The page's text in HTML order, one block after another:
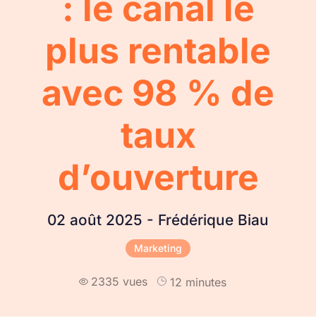
: le canal le
plus rentable
avec 98 % de
taux
d’ouverture
02 août 2025 - Frédérique Biau
Marketing
 2335 vues 12 minutes